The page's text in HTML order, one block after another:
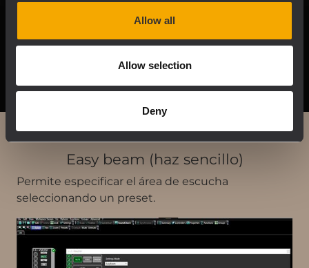
Allow all
Allow selection
Deny
Easy beam (haz sencillo)
Permite especificar el área de escucha
seleccionando un preset.